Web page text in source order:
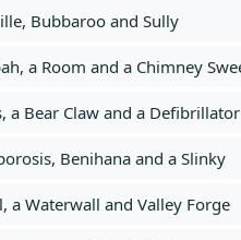
Bubbaroo and Sully
a Room and a Chimney
a Bear Claw and a Defibrillator
Benihana and a Slinky
a Waterwall and Valley Forge